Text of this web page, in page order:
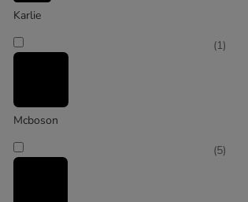
Karlie
Mcboson
(1)
(5)